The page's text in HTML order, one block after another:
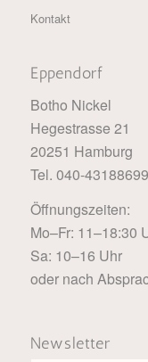
Kontakt
Eppendorf
Botho Nickel
Hegestrasse 21
20251 Hamburg
Tel. 040-43188699
Öffnungszeiten:
Mo–Fr: 11–18:30
Sa: 10–16 Uhr
oder nach
Newsletter